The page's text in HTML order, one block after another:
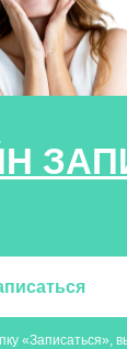
«Записаться»,